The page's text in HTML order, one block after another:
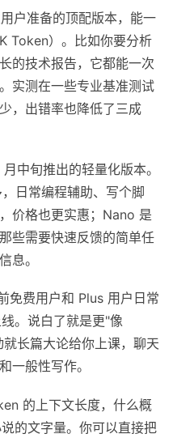
户准备的顶配版本，能一
Token）。比如你要分析
的技术报告，它都能一次
实测在一些专业基准测试
，出错率也降低了三成
中旬推出的轻量化版本。
日常编程辅助、写个脚
价格也更实惠；Nano 是
些需要快速反馈的简单任
息。
费用户和 Plus 用户日常
。说白了就是更"像
长篇大论给你上课，聊天
一般性写作。
的上下文长度，什么概
的文字量。你可以直接把